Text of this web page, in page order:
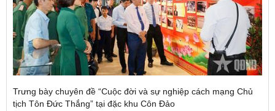
Trưng bày chuyên đề “Cuộc đời và sự nghiệp cách mạng Chủ
tịch Tôn Đức Thắng” tại đặc khu Côn Đảo